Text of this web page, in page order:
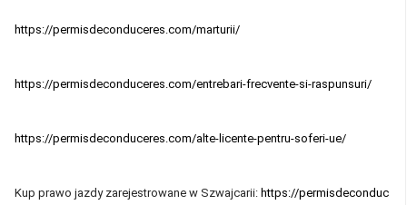
https://permisdeconduceres.com/marturii/
https://permisdeconduceres.com/entrebari-frecvente-si-raspunsuri/
https://permisdeconduceres.com/alte-licente-pentru-soferi-ue/
Kup prawo jazdy zarejestrowane w Szwajcarii: https://permisdeconduc